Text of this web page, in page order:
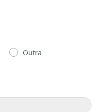
Outra